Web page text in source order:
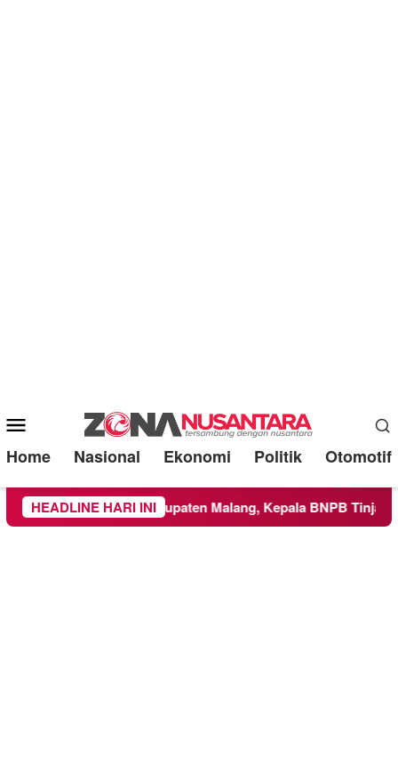
Mobile
Menu
Home Nasional Ekonomi Politik Otomotif
HEADLINE HARI INI
Wilayah Kabupaten Malang, Kepala BNPB Tinjau Langsung